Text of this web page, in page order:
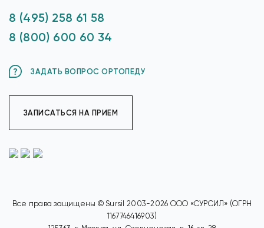
8 (495) 258 61 58
8 (800) 600 60 34
ЗАДАТЬ ВОПРОС ОРТОПЕДУ
ЗАПИСАТЬСЯ НА ПРИЕМ
Все права защищены © Sursil 2003-2026 ООО «СУРСИЛ» (ОГРН
1167746416903)